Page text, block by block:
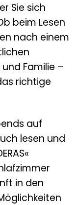
Sie sich
beim Lesen
nach einem
Familie –
richtige
auf
lesen und
in den